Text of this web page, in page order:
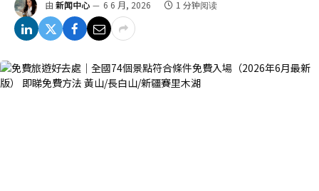
由 新闻中心 6 6 月, 2026 1 分钟阅读